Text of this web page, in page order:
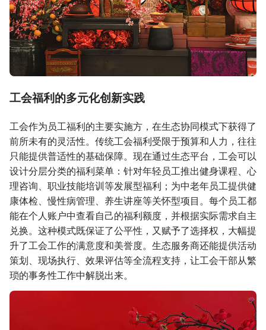
工会福利的多元化创新实践
工会作为员工福利的主要实施方，在生态协同模式下获得了
前所未有的灵活性。传统工会福利受限于预算和人力，往往
只能提供普适性的基础保障。现在通过生态平台，工会可以
设计分层分类的福利菜单：针对年轻员工推出健身课程、心
理咨询、职业技能培训等发展型福利；为中老年员工提供健
康体检、慢性病管理、养生讲座等关怀型项目。每个员工都
能在个人账户中查看自己的福利额度，并根据实际需求自主
兑换。这种模式既保证了公平性，又赋予了选择权，大幅提
升了工会工作的满意度和美誉度。生态服务商还能提供活动
策划、现场执行、效果评估等全流程支持，让工会干部从繁
琐的事务性工作中解脱出来。